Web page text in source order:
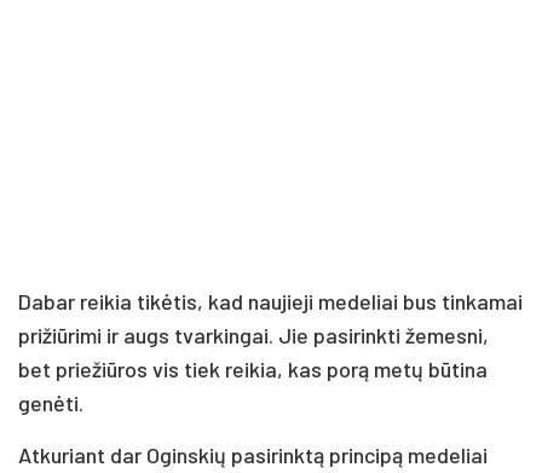
Dabar reikia tikėtis, kad naujieji medeliai bus tinkamai
prižiūrimi ir augs tvarkingai. Jie pasirinkti žemesni,
bet priežiūros vis tiek reikia, kas porą metų būtina
genėti.
Atkuriant dar Oginskių pasirinktą principą medeliai